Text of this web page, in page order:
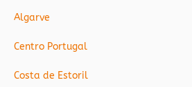
Algarve
Centro Portugal
Costa de Estoril